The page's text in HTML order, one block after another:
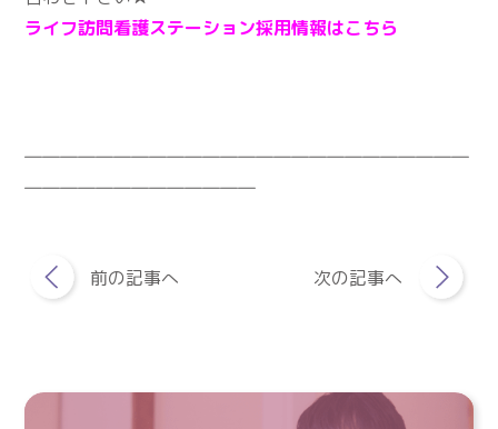
ライフ訪問看護ステーション採用情報はこちら
―――――――――――――――――――――――――
―――――――――――――
前の記事へ 次の記事へ